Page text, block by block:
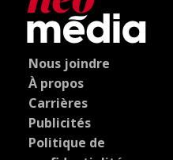
Nous joindre
À propos
Carrières
Publicités
Politique de